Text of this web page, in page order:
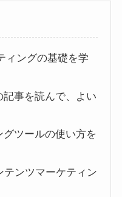
ィングの基礎を学
記事を読んで、よい
ツールの使い方を
テンツマーケティン